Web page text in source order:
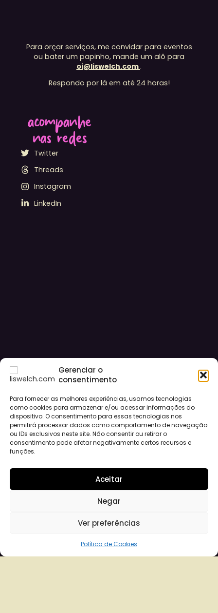
Gerenciar o
consentimento
Para fornecer as melhores experiências, usamos tecnologias
como cookies para armazenar e/ou acessar informações do
dispositivo. O consentimento para essas tecnologias nos
permitirá processar dados como comportamento de navegação
ou IDs exclusivos neste site. Não consentir ou retirar o
consentimento pode afetar negativamente certos recursos e
funções.
Aceitar
Negar
Ver preferências
Política de Cookies
Para orçar serviços, me convidar para eventos
ou bater um papinho, mande um alô para
oi@liswelch.com.
Respondo por lá em até 24 horas!
acompanhe
nas redes
Twitter
Threads
Instagram
LinkedIn